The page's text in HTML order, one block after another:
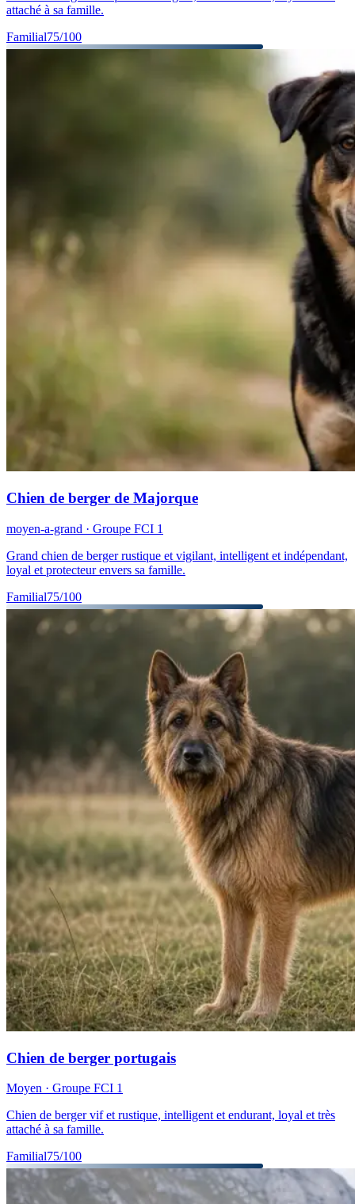
attaché à sa famille.
Familial75/100
Chien de berger de Majorque
moyen-a-grand · Groupe FCI 1
Grand chien de berger rustique et vigilant, intelligent et indépendant,
loyal et protecteur envers sa famille.
Familial75/100
Chien de berger portugais
Moyen · Groupe FCI 1
Chien de berger vif et rustique, intelligent et endurant, loyal et très
attaché à sa famille.
Familial75/100